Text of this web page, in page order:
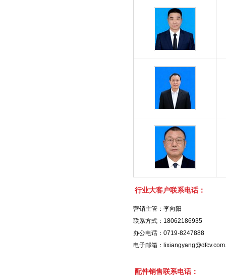
行业大客户联系电话：
营销主管：李向阳
联系方式：18062186935
办公电话：0719-8247888
电子邮箱：
配件销售联系电话：